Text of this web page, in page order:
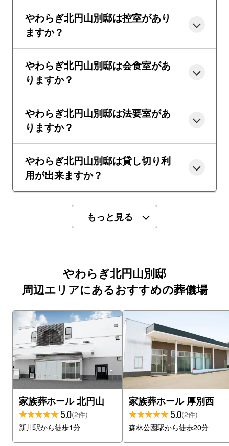
やわらぎ北円山別邸は控室があり
ますか？
やわらぎ北円山別邸は会食室があ
りますか？
やわらぎ北円山別邸は法要室があ
りますか？
やわらぎ北円山別邸は貸し切り利
用が出来ますか？
もっと見る
やわらぎ北円山別邸
周辺エリアにあるおすすめの葬儀場
家族葬ホール 北円山
5.0(2件)
新川駅から徒歩1分
家族葬ホール 厚別西
5.0(2件)
森林公園駅から徒歩20分